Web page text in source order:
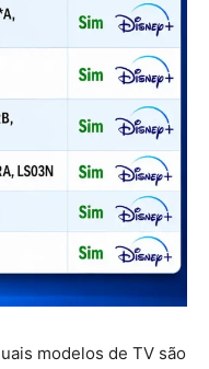
modelos de TV são